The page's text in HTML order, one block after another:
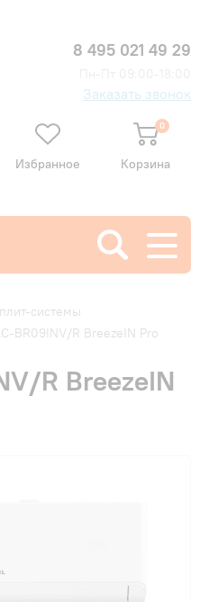
8 495 021 49 29
Заказать звонок
Избранное
0
Корзина
системы
BR09INV/R BreezeIN Pro
R BreezeIN